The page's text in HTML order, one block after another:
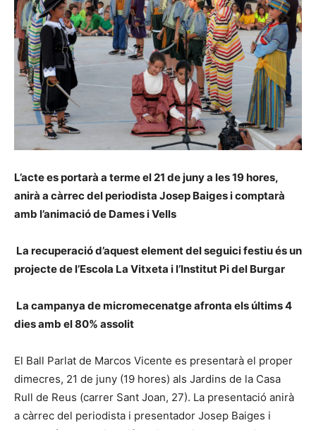
L’acte es portarà a terme el 21 de juny a les 19 hores,
anirà a càrrec del periodista Josep Baiges i comptarà
amb l’animació de Dames i Vells
La recuperació d’aquest element del seguici festiu és un
projecte de l’Escola La Vitxeta i l’Institut Pi del Burgar
La campanya de micromecenatge afronta els últims 4
dies amb el 80% assolit
El Ball Parlat de Marcos Vicente es presentarà el proper
dimecres, 21 de juny (19 hores) als Jardins de la Casa
Rull de Reus (carrer Sant Joan, 27). La presentació anirà
a càrrec del periodista i presentador Josep Baiges i